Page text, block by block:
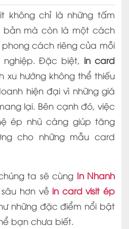
không chỉ là những tấm
bản mà còn là một cách
cách riêng của mỗi
Đặc biệt, in card
xu hướng không thể thiếu
hiện đại vì những giá
lại. Bên cạnh đó, việc
ép nhũ càng giúp tăng
cho những mẫu card
ta sẽ cùng In Nhanh
hơn về in card visit ép
những đặc điểm nổi bật
bạn chưa biết.